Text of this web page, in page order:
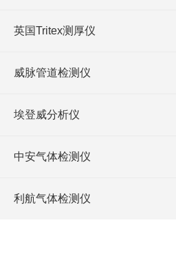
英国Tritex测厚仪
威脉管道检测仪
埃登威分析仪
中安气体检测仪
利航气体检测仪